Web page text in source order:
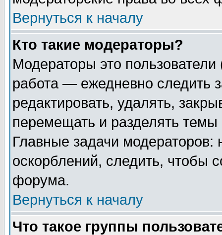
Вернуться к началу
Кто такие модераторы?
Модераторы это
работа — ежедневно следить
редактировать, удалять,
перемещать и разделять
Главные задачи
оскорблений, следить, чтобы
форума.
Вернуться к началу
Что такое группы